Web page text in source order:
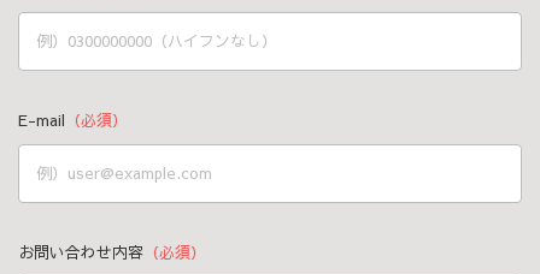
E-mail （必須）
お問い合わせ内容 （必須）